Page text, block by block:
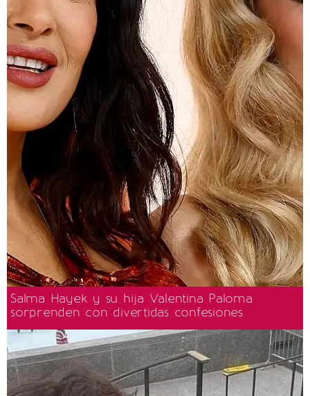
Salma Hayek y su hija Valentina Paloma
sorprenden con divertidas confesiones